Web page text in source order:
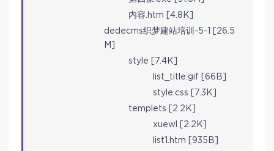
内容.htm [4.8K]
dedecms织梦建站培训-5-1 [26.5
M]
style [7.4K]
list_title.gif [66B]
style.css [7.3K]
templets [2.2K]
xuewl [2.2K]
list1.htm [935B]